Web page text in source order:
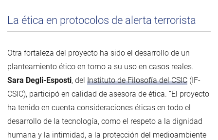
La ética en protocolos de alerta terrorista
Otra fortaleza del proyecto ha sido el desarrollo de un
planteamiento ético en torno a su uso en casos reales.
Sara Degli-Esposti, del Instituto de Filosofía del CSIC (IF-
CSIC), participó en calidad de asesora de ética. “El proyecto
ha tenido en cuenta consideraciones éticas en todo el
desarrollo de la tecnología, como el respeto a la dignidad
humana y la intimidad, a la protección del medioambiente